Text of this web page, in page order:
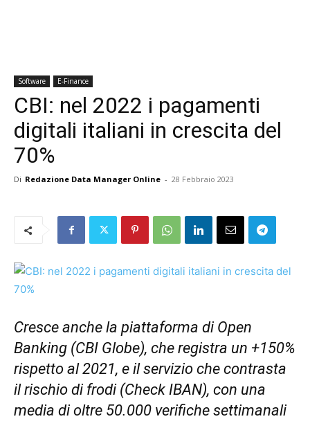
Software E-Finance
CBI: nel 2022 i pagamenti
digitali italiani in crescita del
70%
Di Redazione Data Manager Online - 28 Febbraio 2023
Cresce anche la piattaforma di Open
Banking (CBI Globe), che registra un +150%
rispetto al 2021, e il servizio che contrasta
il rischio di frodi (Check IBAN), con una
media di oltre 50.000 verifiche settimanali